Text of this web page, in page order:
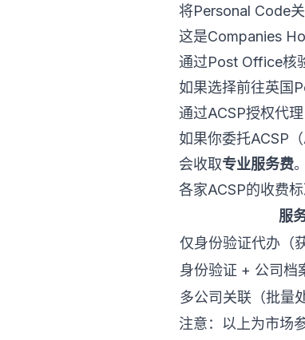
将Personal Code
这是Companies
通过Post Office核
如果选择前往英国
通过ACSP授权代
如果你委托ACSP
会收取专业服务费。
各家ACSP的收费
服
仅身份验证代办（
身份验证 + 公司档
多公司关联（批量
注意：以上为市场